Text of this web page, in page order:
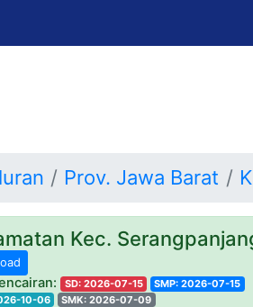
Prov. Jawa Barat
Kec.
SD: 2026-07-15
SMP: 2026-07-15
10-06
SMK: 2026-07-09